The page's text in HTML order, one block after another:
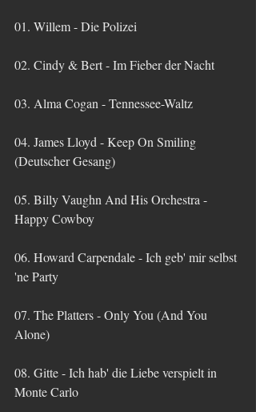
01. Willem - Die Polizei
02. Cindy & Bert - Im Fieber der Nacht
03. Alma Cogan - Tennessee-Waltz
04. James Lloyd - Keep On Smiling
(Deutscher Gesang)
05. Billy Vaughn And His Orchestra -
Happy Cowboy
06. Howard Carpendale - Ich geb' mir selbst
'ne Party
07. The Platters - Only You (And You
Alone)
08. Gitte - Ich hab' die Liebe verspielt in
Monte Carlo